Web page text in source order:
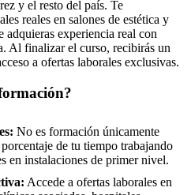
y el resto del país. Te
reales en salones de estética y
experiencia real con
Al finalizar el curso, recibirás un
a ofertas laborales exclusivas.
No es formación únicamente
de tu tiempo trabajando
en instalaciones de primer nivel.
Accede a ofertas laborales en